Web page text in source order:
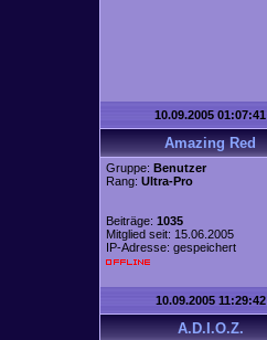
10.09.2005 01:07:41
Amazing Red
Gruppe: Benutzer
Rang: Ultra-Pro
Beiträge: 1035
Mitglied seit: 15.06.2005
IP-Adresse: gespeichert
10.09.2005 11:29:42
A.D.I.O.Z.